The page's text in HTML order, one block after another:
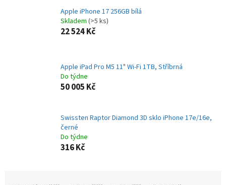
Apple iPhone 17 256GB bílá
Skladem (>5 ks)
22 524 Kč
Apple iPad Pro M5 11" Wi-Fi 1TB, Stříbrná
Do týdne
50 005 Kč
Swissten Raptor Diamond 3D sklo iPhone 17e/16e,
černé
Do týdne
316 Kč